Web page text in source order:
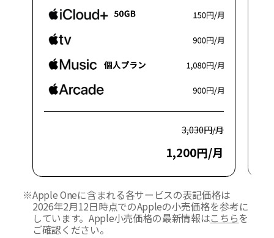
3,030円/月
1,200円/月
※Apple Oneに含まれる各サービスの表記価格は
2026年2月12日時点でのAppleの小売価格を参考に
しています。Apple小売価格の最新情報はこちらを
ご確認ください。